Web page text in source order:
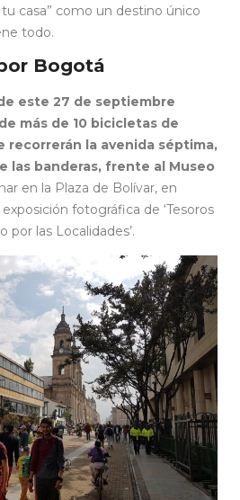
casa” como un destino único
todo.
Bogotá
este 27 de septiembre
más de 10 bicicletas de
recorrerán la avenida séptima,
las banderas, frente al Museo
en la Plaza de Bolívar, en
fotográfica de ‘Tesoros
por las Localidades’.